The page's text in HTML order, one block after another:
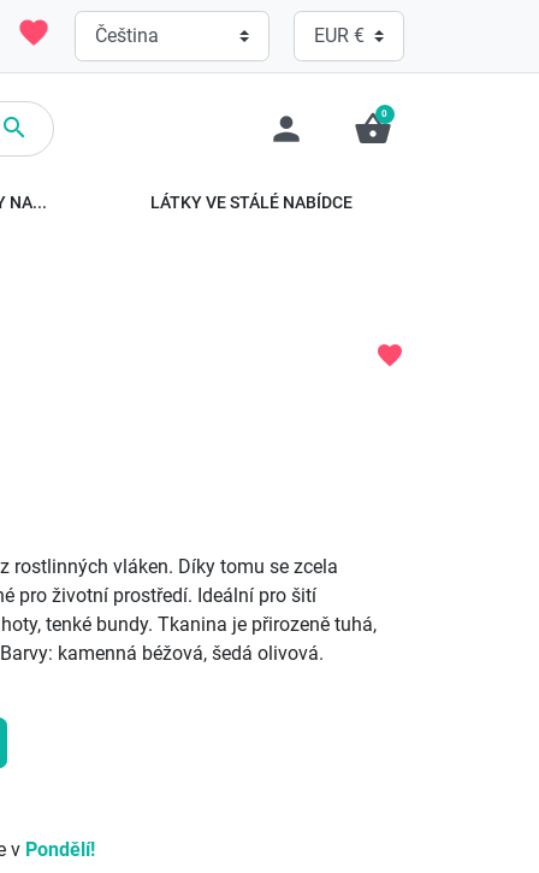
favorite
 person shopping_basket
0
NA... LÁTKY VE STÁLÉ NABÍDCE
favorite
rostlinných vláken. Díky tomu se zcela
pro životní prostředí. Ideální pro šití
tenké bundy. Tkanina je přirozeně tuhá,
kamenná béžová, šedá olivová.
v Pondělí!